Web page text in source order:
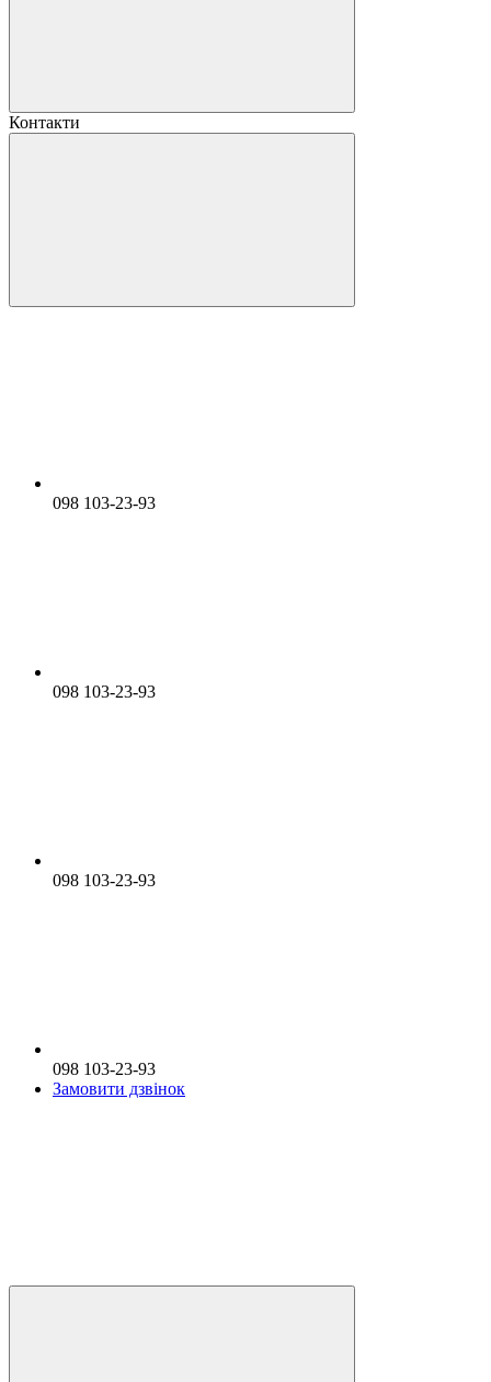
Контакти
098 103-23-93
098 103-23-93
098 103-23-93
098 103-23-93
Замовити дзвінок